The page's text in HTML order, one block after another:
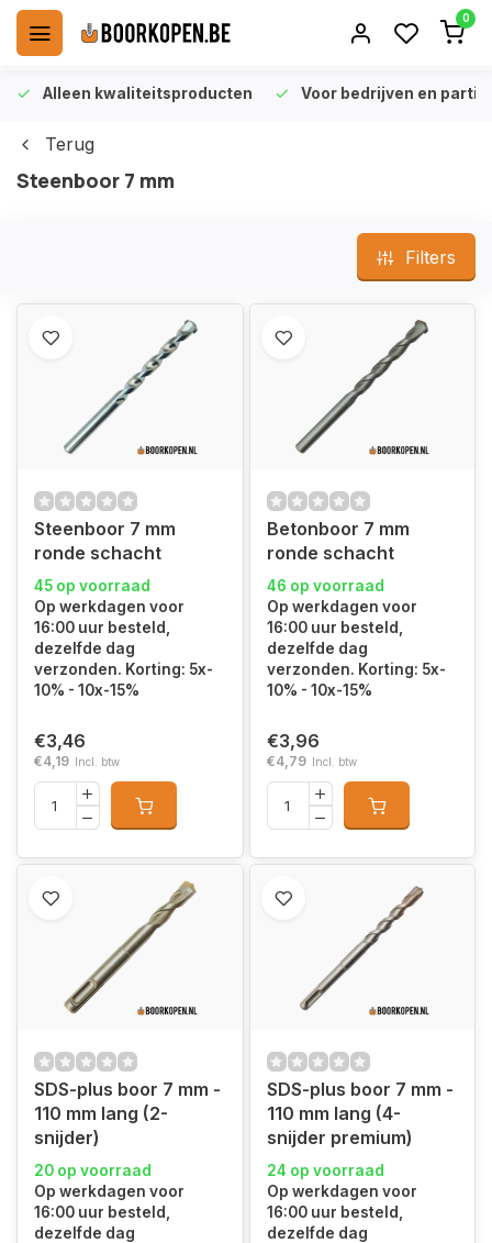
0
Alleen kwaliteitsproducten Voor bedrijven en
Terug
Steenboor 7 mm
Filters
Steenboor 7 mm
ronde schacht
45 op voorraad
Op werkdagen voor
16:00 uur besteld,
dezelfde dag
verzonden. Korting: 5x-
10% - 10x-15%
€3,46
€4,19 Incl. btw
Betonboor 7 mm
ronde schacht
46 op voorraad
Op werkdagen voor
16:00 uur besteld,
dezelfde dag
verzonden. Korting: 5x-
10% - 10x-15%
€3,96
€4,79 Incl. btw
SDS-plus boor 7 mm -
110 mm lang (2-
snijder)
20 op voorraad
Op werkdagen voor
16:00 uur besteld,
dezelfde dag
SDS-plus boor 7 mm -
110 mm lang (4-
snijder premium)
24 op voorraad
Op werkdagen voor
16:00 uur besteld,
dezelfde dag